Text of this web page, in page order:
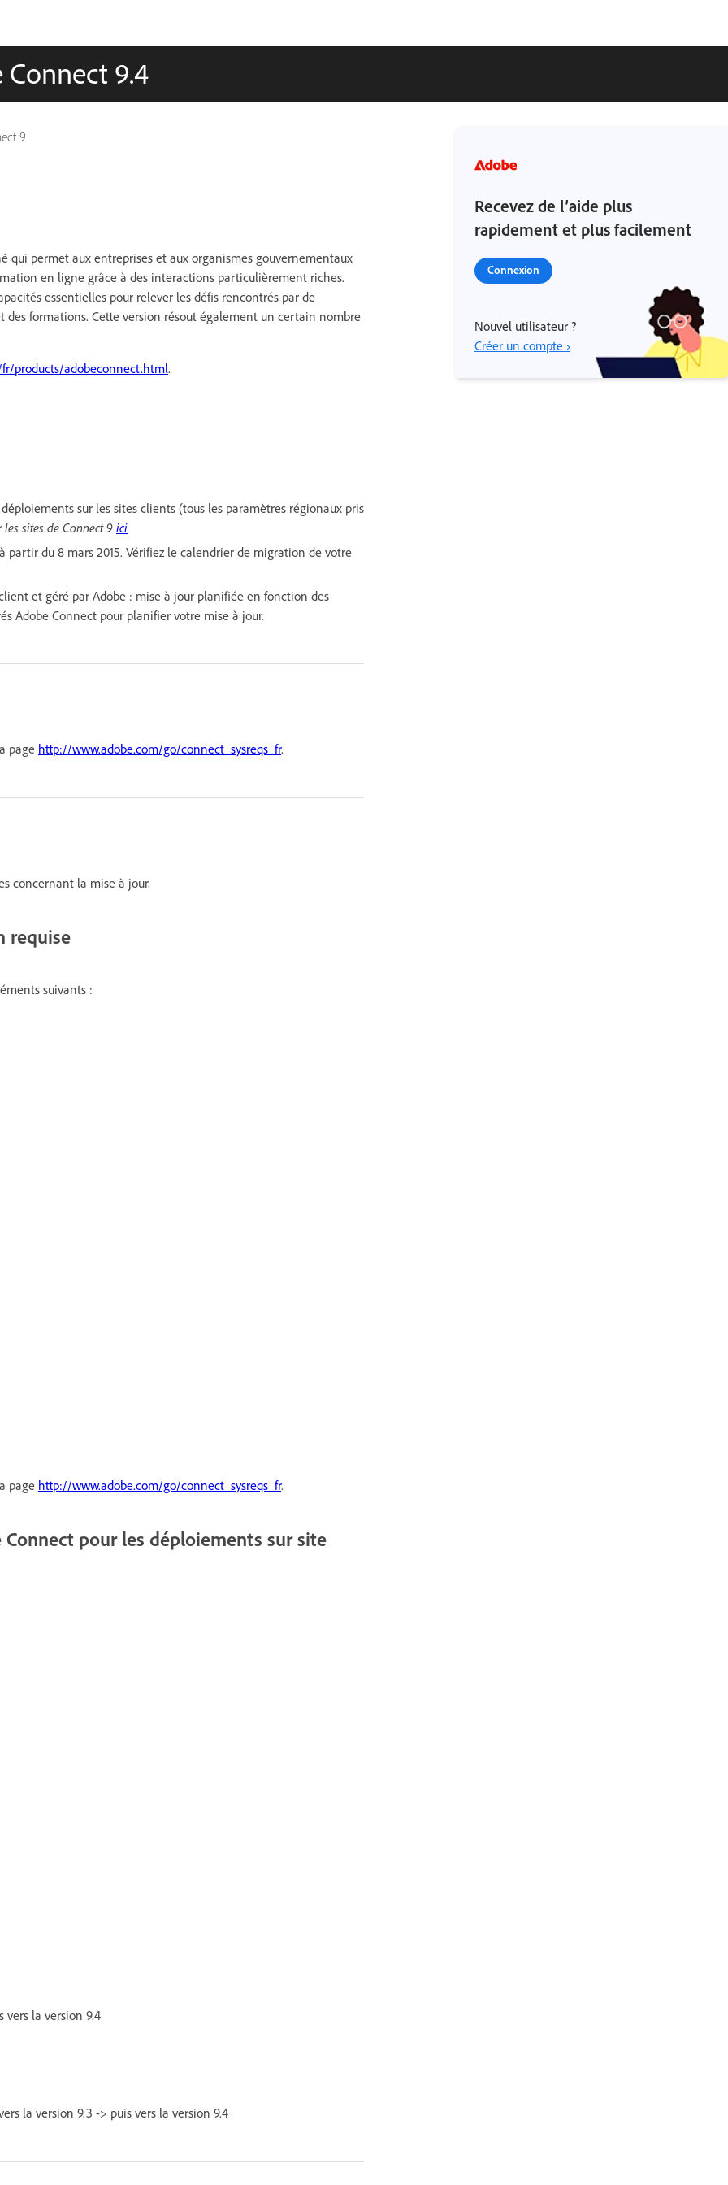
9.4
9
qui permet aux entreprises et aux organismes gouvernementaux
en ligne grâce à des interactions particulièrement riches.
essentielles pour relever les défis rencontrés par de
formations. Cette version résout également un certain nombre
products/adobeconnect.html.
sur les sites clients (tous les paramètres régionaux pris
sites de Connect 9 ici.
du 8 mars 2015. Vérifiez le calendrier de migration de votre
et géré par Adobe : mise à jour planifiée en fonction des
Adobe Connect pour planifier votre mise à jour.
page http://www.adobe.com/go/connect_sysreqs_fr.
concernant la mise à jour.
requise
suivants :
page http://www.adobe.com/go/connect_sysreqs_fr.
pour les déploiements sur site
vers la version 9.4
la version 9.3 -> puis vers la version 9.4
Recevez de l’aide plus
rapidement et plus facilement
Connexion
Nouvel utilisateur ?
Créer un compte ›